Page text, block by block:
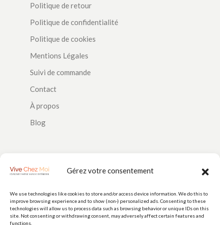
Gérez votre consentement
We use technologies like cookies to store and/or access device information. We do this to
improve browsing experience and to show (non-) personalized ads. Consenting to these
technologies will allow us to process data such as browsing behavior or unique IDs on this
site. Not consenting or withdrawing consent, may adversely affect certain features and
functions.
Politique de retour
Politique de confidentialité
Politique de cookies
Mentions Légales
Suivi de commande
Contact
À propos
Blog
PAIEMENTS